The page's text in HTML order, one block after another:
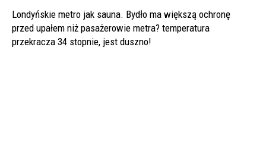
Londyńskie metro jak sauna. Bydło ma większą ochronę
przed upałem niż pasażerowie metra? temperatura
przekracza 34 stopnie, jest duszno!